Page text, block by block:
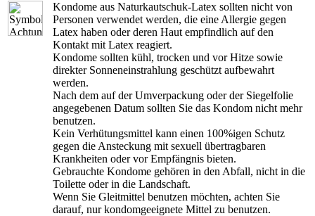
Kondome aus Naturkautschuk-Latex sollten nicht von
Personen verwendet werden, die eine Allergie gegen
Latex haben oder deren Haut empfindlich auf den
Kontakt mit Latex reagiert.
Kondome sollten kühl, trocken und vor Hitze sowie
direkter Sonneneinstrahlung geschützt aufbewahrt
werden.
Nach dem auf der Umverpackung oder der Siegelfolie
angegebenen Datum sollten Sie das Kondom nicht mehr
benutzen.
Kein Verhütungsmittel kann einen 100%igen Schutz
gegen die Ansteckung mit sexuell übertragbaren
Krankheiten oder vor Empfängnis bieten.
Gebrauchte Kondome gehören in den Abfall, nicht in die
Toilette oder in die Landschaft.
Wenn Sie Gleitmittel benutzen möchten, achten Sie
darauf, nur kondomgeeignete Mittel zu benutzen.